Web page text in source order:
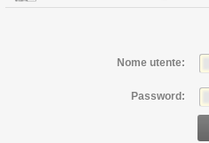
Nome utente:
Password: